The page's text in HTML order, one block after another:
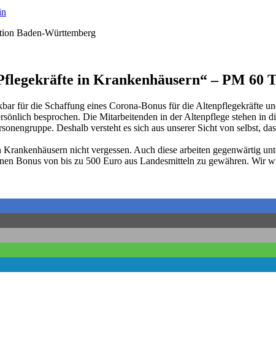
in Krankenhäusern“ – PM 60
für die Schaffung eines Corona-Bonus für die Altenpflegekräfte
besprochen. Die Mitarbeitenden in der Altenpflege stehen in
Deshalb versteht es sich aus unserer Sicht von selbst,
nicht vergessen. Auch diese arbeiten gegenwärtig
Bonus von bis zu 500 Euro aus Landesmitteln zu gewähren. Wir